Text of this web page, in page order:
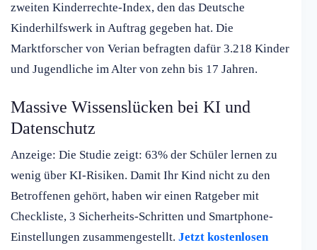
zweiten Kinderrechte-Index, den das Deutsche
Kinderhilfswerk in Auftrag gegeben hat. Die
Marktforscher von Verian befragten dafür 3.218 Kinder
und Jugendliche im Alter von zehn bis 17 Jahren.
Massive Wissenslücken bei KI und
Datenschutz
Anzeige: Die Studie zeigt: 63% der Schüler lernen zu
wenig über KI-Risiken. Damit Ihr Kind nicht zu den
Betroffenen gehört, haben wir einen Ratgeber mit
Checkliste, 3 Sicherheits-Schritten und Smartphone-
Einstellungen zusammengestellt. Jetzt kostenlosen